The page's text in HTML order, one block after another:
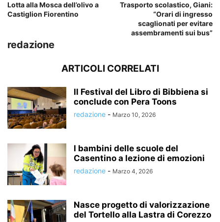
Lotta alla Mosca dell’olivo a
Castiglion Fiorentino
Trasporto scolastico, Giani:
“Orari di ingresso
scaglionati per evitare
assembramenti sui bus”
redazione
ARTICOLI CORRELATI
Il Festival del Libro di Bibbiena si
conclude con Pera Toons
redazione - Marzo 10, 2026
I bambini delle scuole del
Casentino a lezione di emozioni
redazione - Marzo 4, 2026
Nasce progetto di valorizzazione
del Tortello alla Lastra di Corezzo